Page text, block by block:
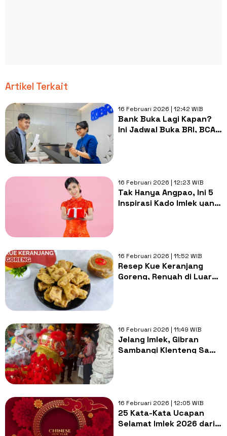
Artikel Terkait
16 Februari 2026 | 12:42 WIB
Bank Buka Lagi Kapan?
Ini Jadwal Buka BRI, BCA,
16 Februari 2026 | 12:23 WIB
Tak Hanya Angpao, Ini 5
Inspirasi Kado Imlek yang
16 Februari 2026 | 11:52 WIB
Resep Kue Keranjang
Goreng, Renyah di Luar
16 Februari 2026 | 11:49 WIB
Jelang Imlek, Gibran
Sambangi Klenteng Sam
16 Februari 2026 | 12:05 WIB
25 Kata-Kata Ucapan
Selamat Imlek 2026 dari